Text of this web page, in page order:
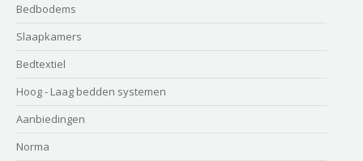
Bedbodems
Slaapkamers
Bedtextiel
Hoog - Laag bedden systemen
Aanbiedingen
Norma